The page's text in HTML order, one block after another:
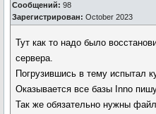
Сообщений: 98
Зарегистрирован: October 2023
Тут как то надо было
сервера.
Погрузившись в тему испытал
Оказывается все базы Inno
Так же обязательно нужны